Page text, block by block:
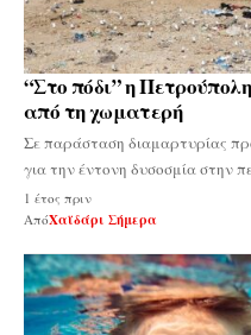
“Στο πόδι” η
από τη χωματερή
Σε παράσταση διαμαρτυρίας
για την έντονη δυσοσμία στην
1 έτος πριν
ΑπόΧαϊδάρι Σήμερα